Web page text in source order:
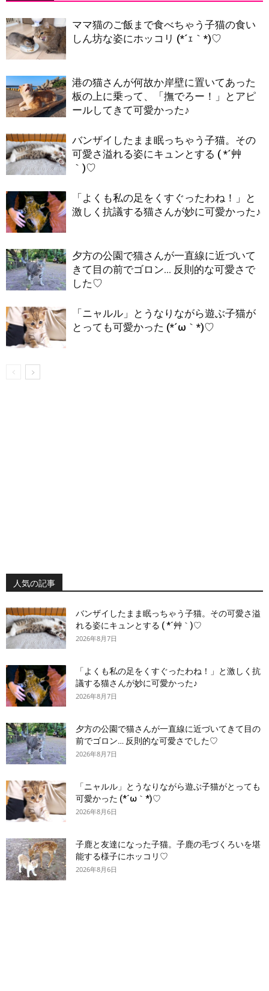
ママ猫のご飯まで食べちゃう子猫の食い
しん坊な姿にホッコリ (*´ｪ｀*)♡
港の猫さんが何故か岸壁に置いてあった
板の上に乗って、「撫でろー！」とアピ
ールしてきて可愛かった♪
バンザイしたまま眠っちゃう子猫。その
可愛さ溢れる姿にキュンとする ( *´艸
｀)♡
「よくも私の足をくすぐったわね！」と
激しく抗議する猫さんが妙に可愛かった♪
夕方の公園で猫さんが一直線に近づいて
きて目の前でゴロン… 反則的な可愛さで
した♡
「ニャルル」とうなりながら遊ぶ子猫が
とっても可愛かった (*´ω｀*)♡
人気の記事
バンザイしたまま眠っちゃう子猫。その可愛さ溢
れる姿にキュンとする ( *´艸｀)♡
2026年8月7日
「よくも私の足をくすぐったわね！」と激しく抗
議する猫さんが妙に可愛かった♪
2026年8月7日
夕方の公園で猫さんが一直線に近づいてきて目の
前でゴロン… 反則的な可愛さでした♡
2026年8月7日
「ニャルル」とうなりながら遊ぶ子猫がとっても
可愛かった (*´ω｀*)♡
2026年8月6日
子鹿と友達になった子猫。子鹿の毛づくろいを堪
能する様子にホッコリ♡
2026年8月6日